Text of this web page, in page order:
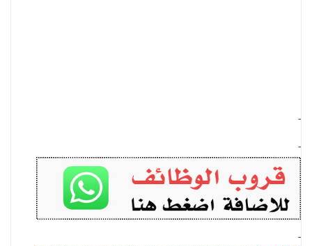
-
-
-